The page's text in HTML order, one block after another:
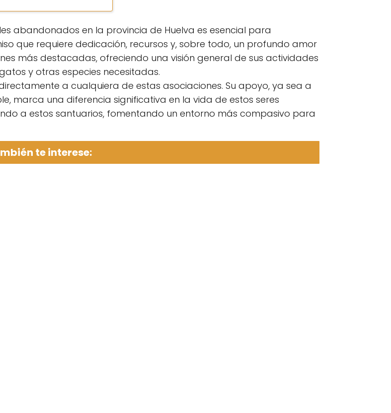
abandonados en la provincia de Huelva es esencial para
que requiere dedicación, recursos y, sobre todo, un profundo amor
más destacadas, ofreciendo una visión general de sus actividades
y otras especies necesitadas.
a cualquiera de estas asociaciones. Su apoyo, ya sea a
marca una diferencia significativa en la vida de estos seres
a estos santuarios, fomentando un entorno más compasivo para
te interese: